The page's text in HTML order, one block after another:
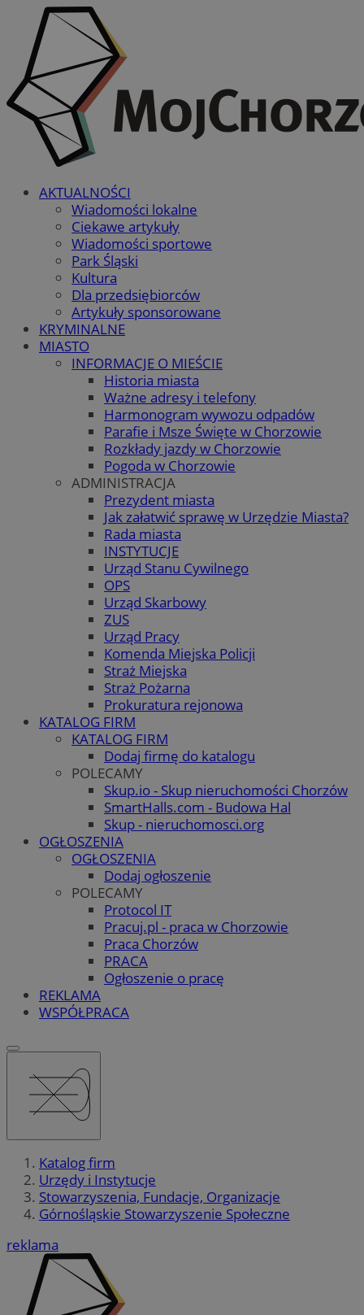
AKTUALNOŚCI
Wiadomości lokalne
Ciekawe artykuły
Wiadomości sportowe
Park Śląski
Kultura
Dla przedsiębiorców
Artykuły sponsorowane
KRYMINALNE
MIASTO
INFORMACJE O MIEŚCIE
Historia miasta
Ważne adresy i telefony
Harmonogram wywozu odpadów
Parafie i Msze Święte w Chorzowie
Rozkłady jazdy w Chorzowie
Pogoda w Chorzowie
ADMINISTRACJA
Prezydent miasta
Jak załatwić sprawę w Urzędzie Miasta?
Rada miasta
INSTYTUCJE
Urząd Stanu Cywilnego
OPS
Urząd Skarbowy
ZUS
Urząd Pracy
Komenda Miejska Policji
Straż Miejska
Straż Pożarna
Prokuratura rejonowa
KATALOG FIRM
KATALOG FIRM
Dodaj firmę do katalogu
POLECAMY
Skup.io - Skup nieruchomości Chorzów
SmartHalls.com - Budowa Hal
Skup - nieruchomosci.org
OGŁOSZENIA
OGŁOSZENIA
Dodaj ogłoszenie
POLECAMY
Protocol IT
Pracuj.pl - praca w Chorzowie
Praca Chorzów
PRACA
Ogłoszenie o pracę
REKLAMA
WSPÓŁPRACA
Katalog firm
Urzędy i Instytucje
Stowarzyszenia, Fundacje, Organizacje
Górnośląskie Stowarzyszenie Społeczne
reklama